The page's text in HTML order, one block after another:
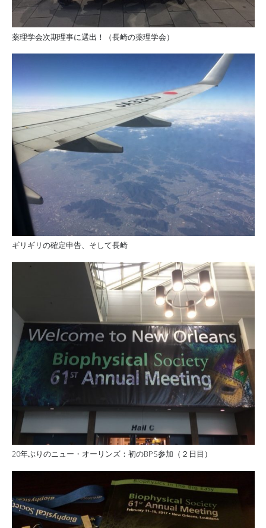
薬理学会次期理事に選出！（長崎の薬理学会）
ギリギリの確定申告、そして長崎
20年ぶりのニュー・オーリンズ：初のBPS参加（２日目）